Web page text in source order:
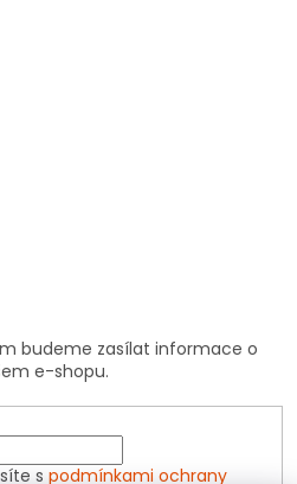
budeme zasílat informace o
e-shopu.
s podmínkami ochrany